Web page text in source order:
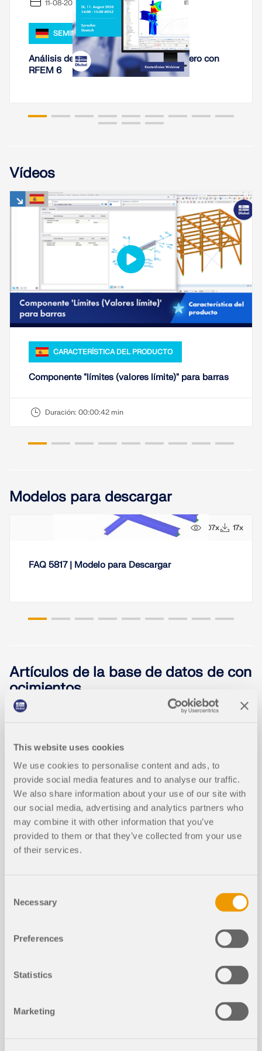
This website uses cookies
We use cookies to personalise content and ads, to
provide social media features and to analyse our traffic.
We also share information about your use of our site with
our social media, advertising and analytics partners who
may combine it with other information that you’ve
provided to them or that they’ve collected from your use
of their services.
Selection
Necessary
Preferences
Statistics
Marketing
ZONAS DE CARGA
Productos anteriores
11-08-2026
SEMINARIO WEB
Análisis de rigidez de conexiones de acero con
RFEM 6
Vídeos
CARACTERÍSTICA DEL PRODUCTO
Componente "límites (valores límite)" para barras
Duración: 00:00:42 min
Modelos para descargar
107x 17x
FAQ 5817 | Modelo para Descargar
Artículos de la base de datos de con
ocimientos
complementos de cálculo para el estado límite de
Leer más